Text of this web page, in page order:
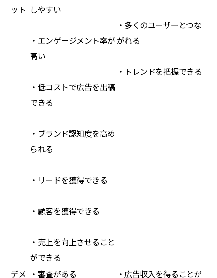
ット しやすい
・エンゲージメント率が
高い
・低コストで広告を出稿
できる
・ブランド認知度を高め
られる
・リードを獲得できる
・顧客を獲得できる
・売上を向上させること
ができる
・多くのユーザーとつな
がれる
・トレンドを把握できる
デメ ・審査がある ・広告収入を得ることが